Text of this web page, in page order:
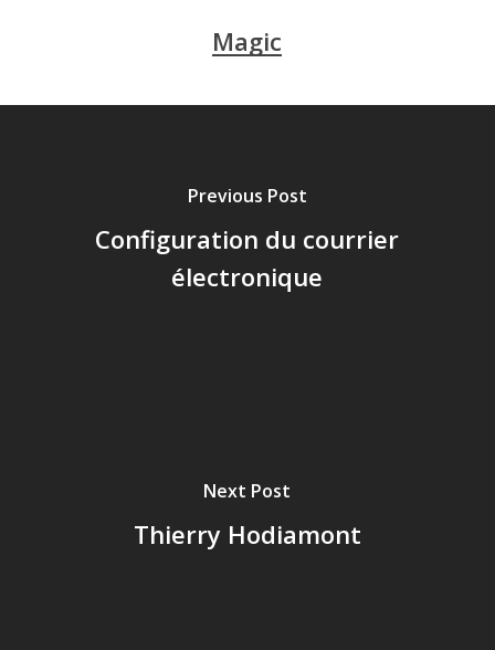
Magic
Previous Post
Configuration du courrier
électronique
Next Post
Thierry Hodiamont